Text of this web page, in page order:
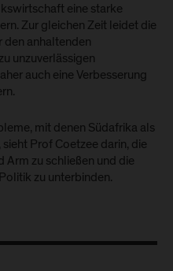
eine starke
Zur gleichen Zeit leidet die
anhaltenden
unzuverlässigen
auch eine Verbesserung
mit denen Südafrika als
Prof Coetzee darin, die
Arm zu schließen und die
zu unterbinden.